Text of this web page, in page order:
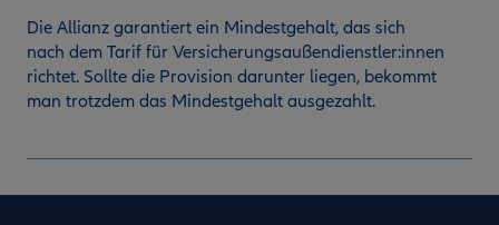
Die Allianz garantiert ein Mindestgehalt, das sich
nach dem Tarif für Versicherungsaußendienstler:innen
richtet. Sollte die Provision darunter liegen, bekommt
man trotzdem das Mindestgehalt ausgezahlt.